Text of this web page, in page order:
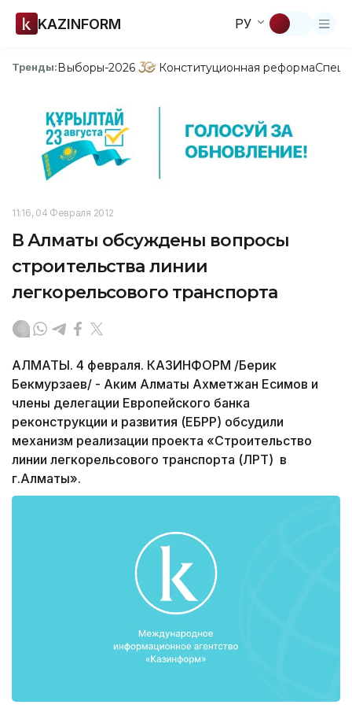
KAZINFORM РУ
Тренды:Выборы-2026 Конституционная реформа
11:16, 04 Февраля 2012
В Алматы обсуждены вопросы
строительства линии
легкорельсового транспорта
АЛМАТЫ. 4 февраля. КАЗИНФОРМ /Берик
Бекмурзаев/ - Аким Алматы Ахметжан Есимов и
члены делегации Европейского банка
реконструкции и развития (ЕБРР) обсудили
механизм реализации проекта «Строительство
линии легкорельсового транспорта (ЛРТ) в
г.Алматы».